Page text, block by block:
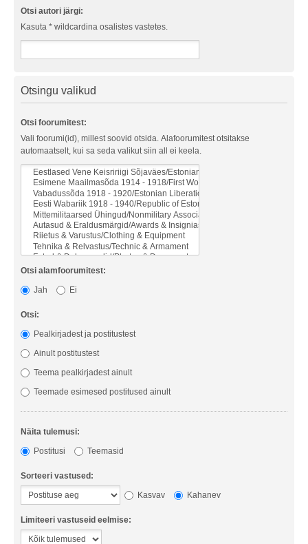
Otsi autori järgi:
Kasuta * wildcardina osalistes vastetes.
Otsingu valikud
Otsi foorumitest:
Vali foorumi(id), millest soovid otsida. Alafoorumitest otsitakse
automaatselt, kui sa seda valikut siin all ei keela.
Otsi alamfoorumitest:
Jah
Ei
Otsi:
Pealkirjadest ja postitustest
Ainult postitustest
Teema pealkirjadest ainult
Teemade esimesed postitused ainult
Näita tulemusi:
Postitusi
Teemasid
Sorteeri vastused:
Kasvav
Kahanev
Limiteeri vastuseid eelmise: